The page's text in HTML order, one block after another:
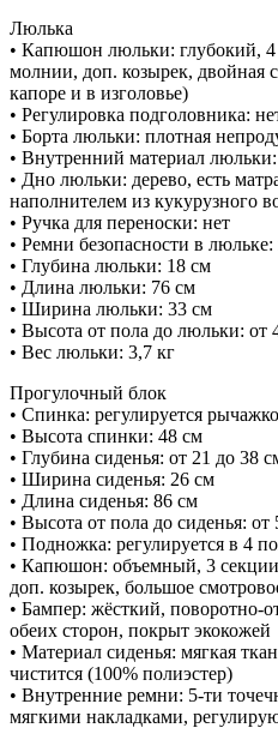
Люлька
• Капюшон люльки: глубокий, 4
молнии, доп. козырек, двойная
капоре и в изголовье)
• Регулировка подголовника:
• Борта люльки: плотная
• Внутренний материал
• Дно люльки: дерево, есть
наполнителем из кукурузного
• Ручка для переноски: нет
• Ремни безопасности в люльке:
• Глубина люльки: 18 см
• Длина люльки: 76 см
• Ширина люльки: 33 см
• Высота от пола до люльки: от
• Вес люльки: 3,7 кг
Прогулочный блок
• Спинка: регулируется
• Высота спинки: 48 см
• Глубина сиденья: от 21 до 38
• Ширина сиденья: 26 см
• Длина сиденья: 86 см
• Высота от пола до сиденья: от
• Подножка: регулируется в 4
• Капюшон: объемный, 3
доп. козырек, большое
• Бампер: жёсткий, поворотно-
обеих сторон, покрыт экокожей
• Материал сиденья: мягкая
чистится (100% полиэстер)
• Внутренние ремни: 5-ти
мягкими накладками,